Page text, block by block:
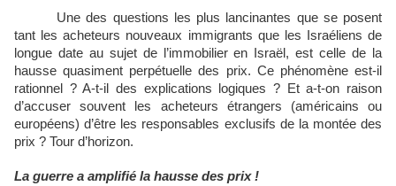
Une des questions les plus lancinantes que se posent
tant les acheteurs nouveaux immigrants que les Israéliens de
longue date au sujet de l’immobilier en Israël, est celle de la
hausse quasiment perpétuelle des prix. Ce phénomène est-il
rationnel ? A-t-il des explications logiques ? Et a-t-on raison
d’accuser souvent les acheteurs étrangers (américains ou
européens) d’être les responsables exclusifs de la montée des
prix ? Tour d’horizon.
La guerre a amplifié la hausse des prix !